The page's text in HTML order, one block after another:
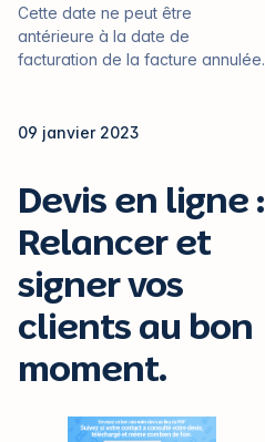
Cette date ne peut être
antérieure à la date de
facturation de la facture annulée.
09 janvier 2023
Devis en ligne :
Relancer et
signer vos
clients au bon
moment.